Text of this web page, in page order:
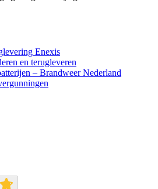
Enexis
en terugleveren
– Brandweer Nederland